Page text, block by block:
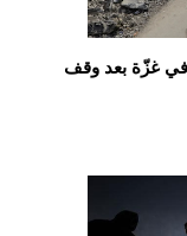
في غزّة بعد وقف